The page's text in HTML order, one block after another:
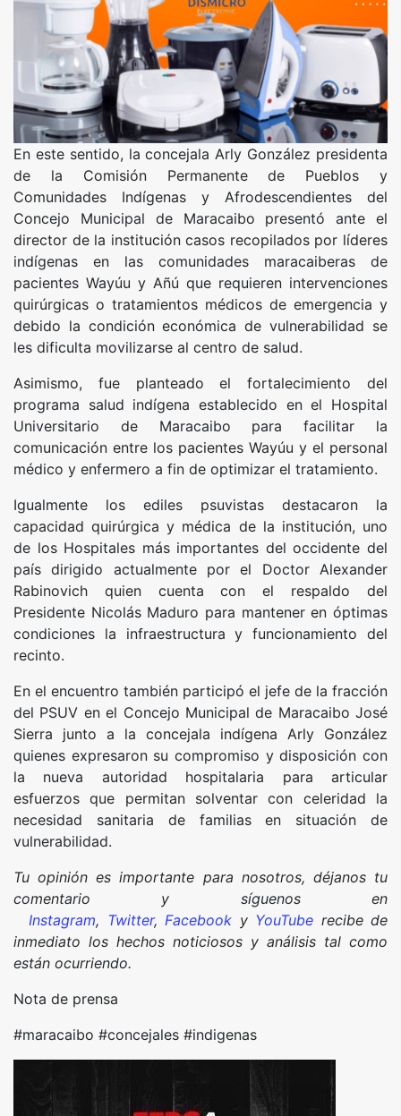
En este sentido, la concejala Arly González presidenta
de la Comisión Permanente de Pueblos y
Comunidades Indígenas y Afrodescendientes del
Concejo Municipal de Maracaibo presentó ante el
director de la institución casos recopilados por líderes
indígenas en las comunidades maracaiberas de
pacientes Wayúu y Añú que requieren intervenciones
quirúrgicas o tratamientos médicos de emergencia y
debido la condición económica de vulnerabilidad se
les dificulta movilizarse al centro de salud.
Asimismo, fue planteado el fortalecimiento del
programa salud indígena establecido en el Hospital
Universitario de Maracaibo para facilitar la
comunicación entre los pacientes Wayúu y el personal
médico y enfermero a fin de optimizar el tratamiento.
Igualmente los ediles psuvistas destacaron la
capacidad quirúrgica y médica de la institución, uno
de los Hospitales más importantes del occidente del
país dirigido actualmente por el Doctor Alexander
Rabinovich quien cuenta con el respaldo del
Presidente Nicolás Maduro para mantener en óptimas
condiciones la infraestructura y funcionamiento del
recinto.
En el encuentro también participó el jefe de la fracción
del PSUV en el Concejo Municipal de Maracaibo José
Sierra junto a la concejala indígena Arly González
quienes expresaron su compromiso y disposición con
la nueva autoridad hospitalaria para articular
esfuerzos que permitan solventar con celeridad la
necesidad sanitaria de familias en situación de
vulnerabilidad.
Tu opinión es importante para nosotros, déjanos tu
comentario y síguenos en
Instagram, Twitter, Facebook y YouTube recibe de
inmediato los hechos noticiosos y análisis tal como
están ocurriendo.
Nota de prensa
#maracaibo #concejales #indigenas